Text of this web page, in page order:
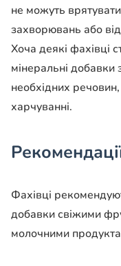
не можуть
захворювань або
Хоча деякі фахівці
мінеральні добавки
необхідних
харчуванні.
Фахівці
добавки свіжими
молочними